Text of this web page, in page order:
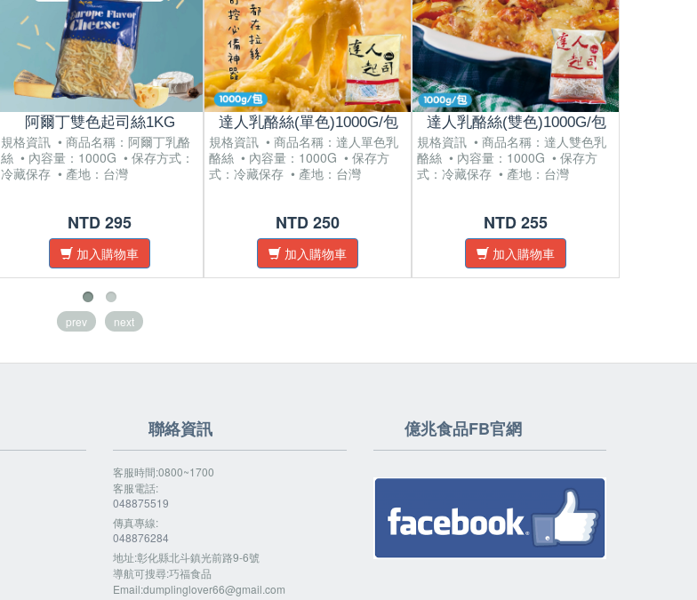
阿爾丁雙色起司絲1KG
規格資訊 • 商品名稱：阿爾丁乳酪
絲 • 內容量：1000G • 保存方式：
冷藏保存 • 產地：台灣
NTD 295
加入購物車
達人乳酪絲(單色)1000G/包
規格資訊 • 商品名稱：達人單色乳
酪絲 • 內容量：1000G • 保存方
式：冷藏保存 • 產地：台灣
NTD 250
加入購物車
達人乳酪絲(雙色)1000G/包
規格資訊 • 商品名稱：達人雙色乳
酪絲 • 內容量：1000G • 保存方
式：冷藏保存 • 產地：台灣
NTD 255
加入購物車
prev next
聯絡資訊
客服時間:0800~1700
客服電話:
048875519
傳真專線:
048876284
地址:彰化縣北斗鎮光前路9-6號
導航可搜尋:巧福食品
Email:dumplinglover66@gmail.com
億兆食品FB官網